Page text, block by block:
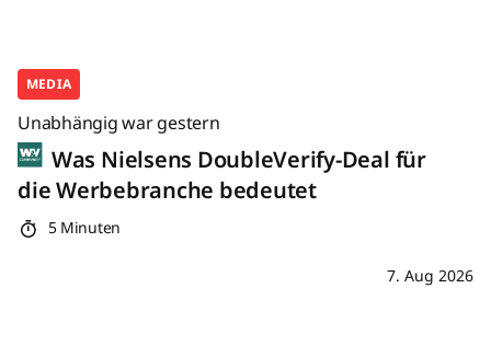
MEDIA
Unabhängig war gestern
Was Nielsens DoubleVerify-Deal für
die Werbebranche bedeutet
5 Minuten
7. Aug 2026